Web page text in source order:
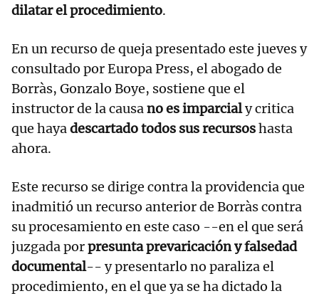
dilatar el procedimiento.
En un recurso de queja presentado este jueves y
consultado por Europa Press, el abogado de
Borràs, Gonzalo Boye, sostiene que el
instructor de la causano es imparcialy critica
que hayadescartado todos sus recursoshasta
ahora.
Este recurso se dirige contra la providencia que
inadmitió un recurso anterior de Borràs contra
su procesamiento en este caso --en el que será
juzgada porpresunta prevaricación y falsedad
documental-- y presentarlo no paraliza el
procedimiento, en el que ya se ha dictado la